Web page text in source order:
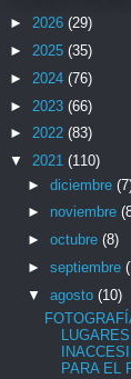
► 2026 (29)
► 2025 (35)
► 2024 (76)
► 2023 (66)
► 2022 (83)
▼ 2021 (110)
► diciembre
► noviembre
► octubre (8)
► septiembre
▼ agosto (10)
PARA EL